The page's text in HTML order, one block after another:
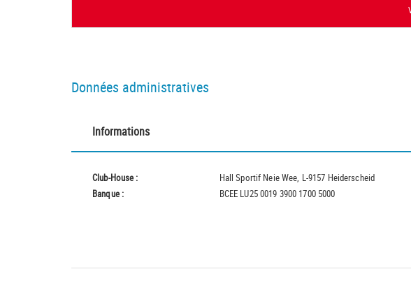
Données administratives
Informations
Club-House :
Hall Sportif Neie Wee, L-9157 Heiderscheid
Banque :
BCEE LU25 0019 3900 1700 5000